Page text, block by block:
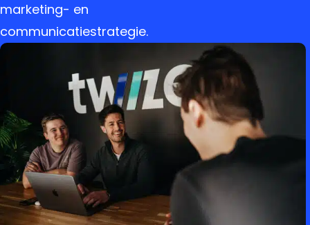
marketing- en
communicatiestrategie.